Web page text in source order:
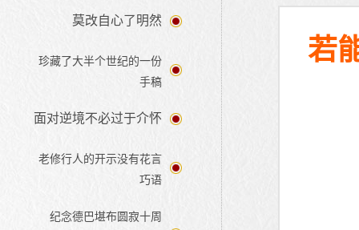
若
莫改自心了明然
珍藏了大半个世纪的一份
手稿
面对逆境不必过于介怀
老修行人的开示没有花言
巧语
纪念德巴堪布圆寂十周